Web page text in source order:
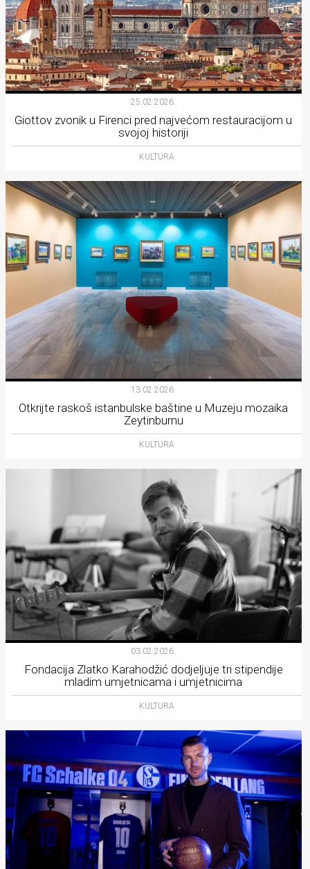
25.02.2026.
Giottov zvonik u Firenci pred najvećom restauracijom u
svojoj historiji
KULTURA
13.02.2026.
Otkrijte raskoš istanbulske baštine u Muzeju mozaika
Zeytinburnu
KULTURA
03.02.2026.
Fondacija Zlatko Karahodžić dodjeljuje tri stipendije
mladim umjetnicama i umjetnicima
KULTURA